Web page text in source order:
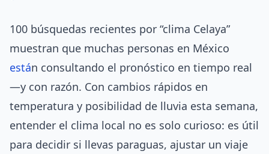
100 búsquedas recientes por “clima Celaya”
muestran que muchas personas en México
están consultando el pronóstico en tiempo real
—y con razón. Con cambios rápidos en
temperatura y posibilidad de lluvia esta semana,
entender el clima local no es solo curioso: es útil
para decidir si llevas paraguas, ajustar un viaje